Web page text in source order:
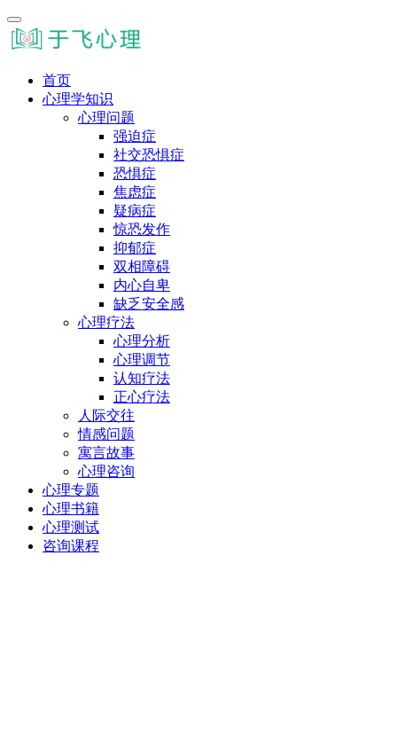
首页
心理学知识
心理问题
强迫症
社交恐惧症
恐惧症
焦虑症
疑病症
惊恐发作
抑郁症
双相障碍
内心自卑
缺乏安全感
心理疗法
心理分析
心理调节
认知疗法
正心疗法
人际交往
情感问题
寓言故事
心理咨询
心理专题
心理书籍
心理测试
咨询课程